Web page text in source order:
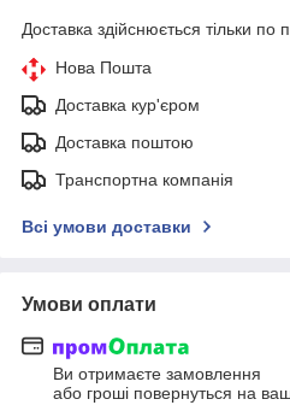
Доставка здійснюється тільки по
Нова Пошта
Доставка кур'єром
Доставка поштою
Транспортна компанія
Всі умови доставки
Умови оплати
Ви отримаєте замовлення
або гроші повернуться на